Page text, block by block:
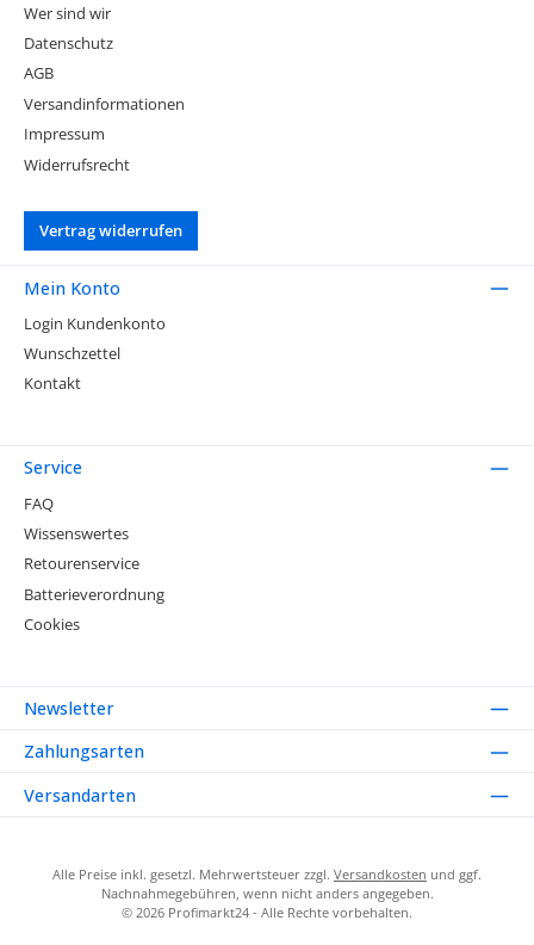
Wer sind wir
Datenschutz
AGB
Versandinformationen
Impressum
Widerrufsrecht
Vertrag widerrufen
Mein Konto
Login Kundenkonto
Wunschzettel
Kontakt
Service
FAQ
Wissenswertes
Retourenservice
Batterieverordnung
Cookies
Newsletter
Zahlungsarten
Versandarten
Alle Preise inkl. gesetzl. Mehrwertsteuer zzgl. Versandkosten und ggf.
Nachnahmegebühren, wenn nicht anders angegeben.
© 2026 Profimarkt24 - Alle Rechte vorbehalten.